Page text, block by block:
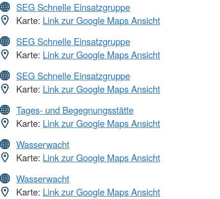
SEG Schnelle Einsatzgruppe
Karte: Link zur Google Maps Ansicht
SEG Schnelle Einsatzgruppe
Karte: Link zur Google Maps Ansicht
SEG Schnelle Einsatzgruppe
Karte: Link zur Google Maps Ansicht
Tages- und Begegnungsstätte
Karte: Link zur Google Maps Ansicht
Wasserwacht
Karte: Link zur Google Maps Ansicht
Wasserwacht
Karte: Link zur Google Maps Ansicht